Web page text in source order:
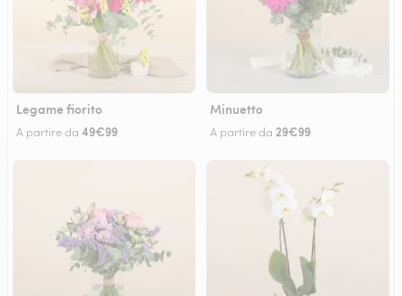
Legame fiorito
A partire da 49€99
Minuetto
A partire da 29€99